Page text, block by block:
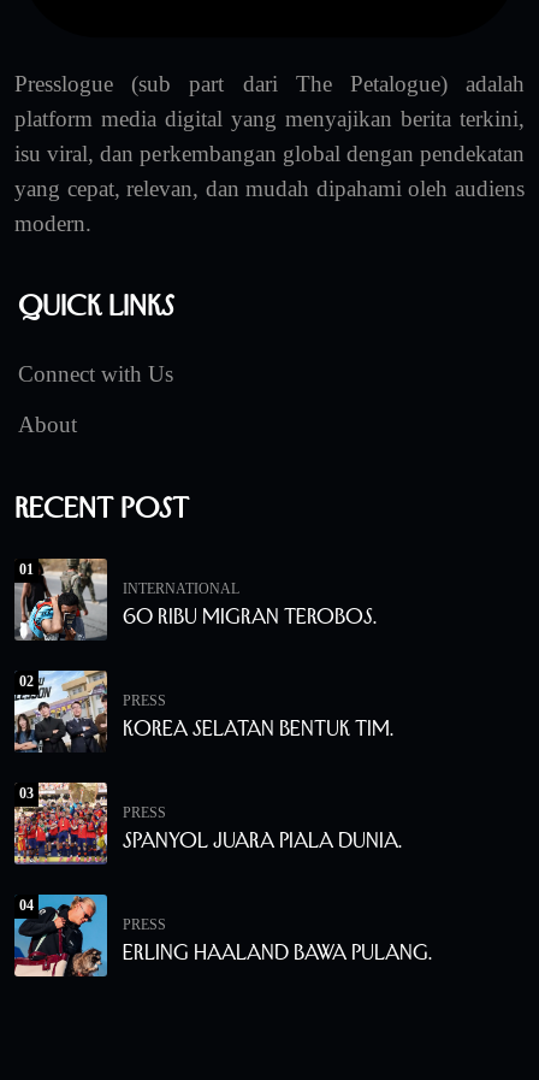
Presslogue (sub part dari The Petalogue) adalah
platform media digital yang menyajikan berita terkini,
isu viral, dan perkembangan global dengan pendekatan
yang cepat, relevan, dan mudah dipahami oleh audiens
modern.
Quick Links
Connect with Us
About
Recent Post
01
INTERNATIONAL
60 Ribu Migran Terobos.
02
PRESS
Korea Selatan Bentuk Tim.
03
PRESS
Spanyol Juara Piala Dunia.
04
PRESS
Erling Haaland Bawa Pulang.